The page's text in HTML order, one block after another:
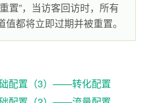
置”，当访客回访时，所有
都将立即过期并被重置。
配置（3）——转化配置